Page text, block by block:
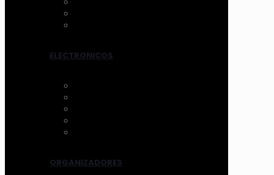
ELECTRONICOS
ORGANIZADORES